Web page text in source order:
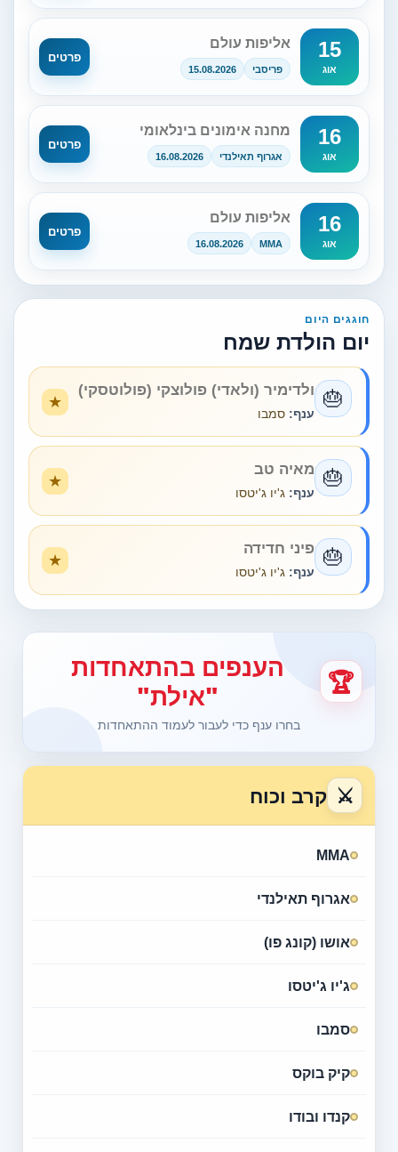
15
אוג
אליפות עולם
פריסבי 15.08.2026
פרטים
16
אוג
מחנה אימונים בינלאומי
אגרוף תאילנדי 16.08.2026
פרטים
16
אוג
אליפות עולם
MMA
16.08.2026
פרטים
חוגגים היום
יום הולדת שמח
🎂 ולדימיר (ולאדי) פולוצקי (פולוטסקי)
ענף: סמבו
🎂 מאיה טב
ענף: ג'יו ג'יטסו
🎂 פיני חדידה
ענף: ג'יו ג'יטסו
🏆
הענפים בהתאחדות
"אילת"
בחרו ענף כדי לעבור לעמוד ההתאחדות
⚔ קרב וכוח
MMA
אגרוף תאילנדי
אושו (קונג פו)
ג'יו ג'יטסו
סמבו
קיק בוקס
קנדו ובודו